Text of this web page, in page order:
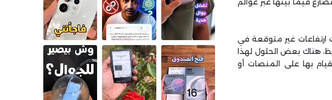
ارتفاعات غير متوقعة في
هناك بعض الحلول لهذا
بها على المنصات أو